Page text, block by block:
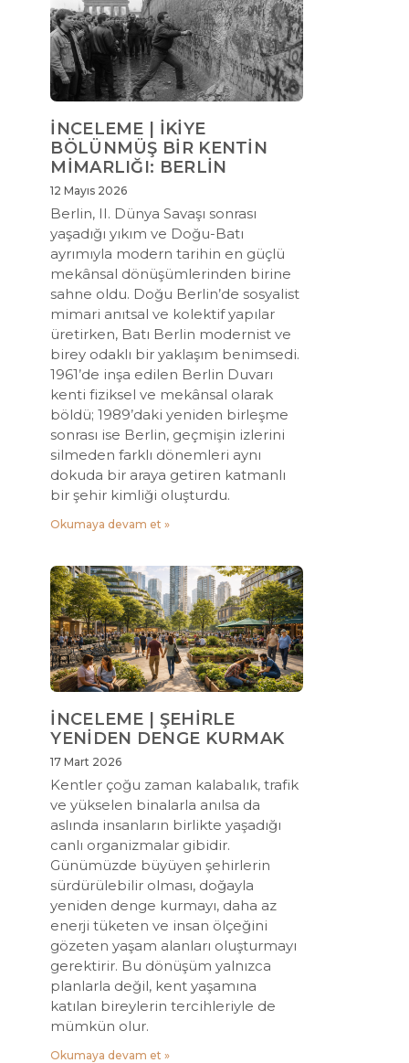
İNCELEME | İKİYE
BÖLÜNMÜŞ BİR KENTİN
MİMARLIĞI: BERLİN
12 Mayıs 2026
Berlin, II. Dünya Savaşı sonrası
yaşadığı yıkım ve Doğu-Batı
ayrımıyla modern tarihin en güçlü
mekânsal dönüşümlerinden birine
sahne oldu. Doğu Berlin’de sosyalist
mimari anıtsal ve kolektif yapılar
üretirken, Batı Berlin modernist ve
birey odaklı bir yaklaşım benimsedi.
1961’de inşa edilen Berlin Duvarı
kenti fiziksel ve mekânsal olarak
böldü; 1989’daki yeniden birleşme
sonrası ise Berlin, geçmişin izlerini
silmeden farklı dönemleri aynı
dokuda bir araya getiren katmanlı
bir şehir kimliği oluşturdu.
Okumaya devam et »
İNCELEME | ŞEHİRLE
YENİDEN DENGE KURMAK
17 Mart 2026
Kentler çoğu zaman kalabalık, trafik
ve yükselen binalarla anılsa da
aslında insanların birlikte yaşadığı
canlı organizmalar gibidir.
Günümüzde büyüyen şehirlerin
sürdürülebilir olması, doğayla
yeniden denge kurmayı, daha az
enerji tüketen ve insan ölçeğini
gözeten yaşam alanları oluşturmayı
gerektirir. Bu dönüşüm yalnızca
planlarla değil, kent yaşamına
katılan bireylerin tercihleriyle de
mümkün olur.
Okumaya devam et »